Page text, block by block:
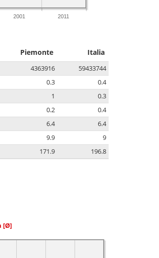
2001 2011
Piemonte Italia
4363916
59433744
0.3
0.4
1
0.3
0.2
0.4
6.4
6.4
9.9
9
171.9 196.8
[Ø]